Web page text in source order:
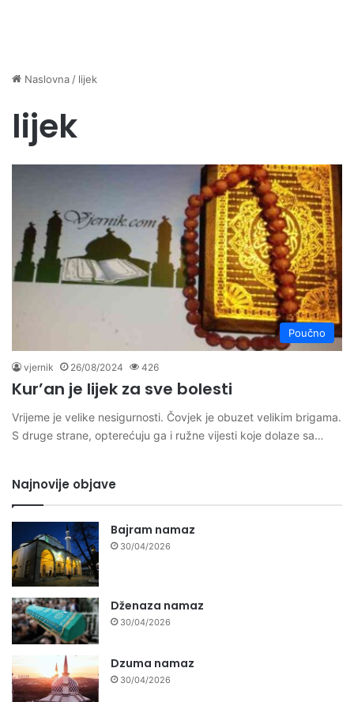
Naslovna / lijek
lijek
Poučno
vjernik 26/08/2024 426
Kur’an je lijek za sve bolesti
Vrijeme je velike nesigurnosti. Čovjek je obuzet velikim brigama.
S druge strane, opterećuju ga i ružne vijesti koje dolaze sa…
Najnovije objave
Bajram namaz
30/04/2026
Dženaza namaz
30/04/2026
Dzuma namaz
30/04/2026